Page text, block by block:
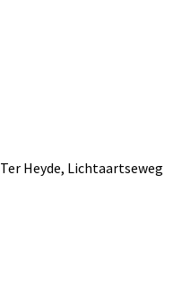
Heyde, Lichtaartseweg